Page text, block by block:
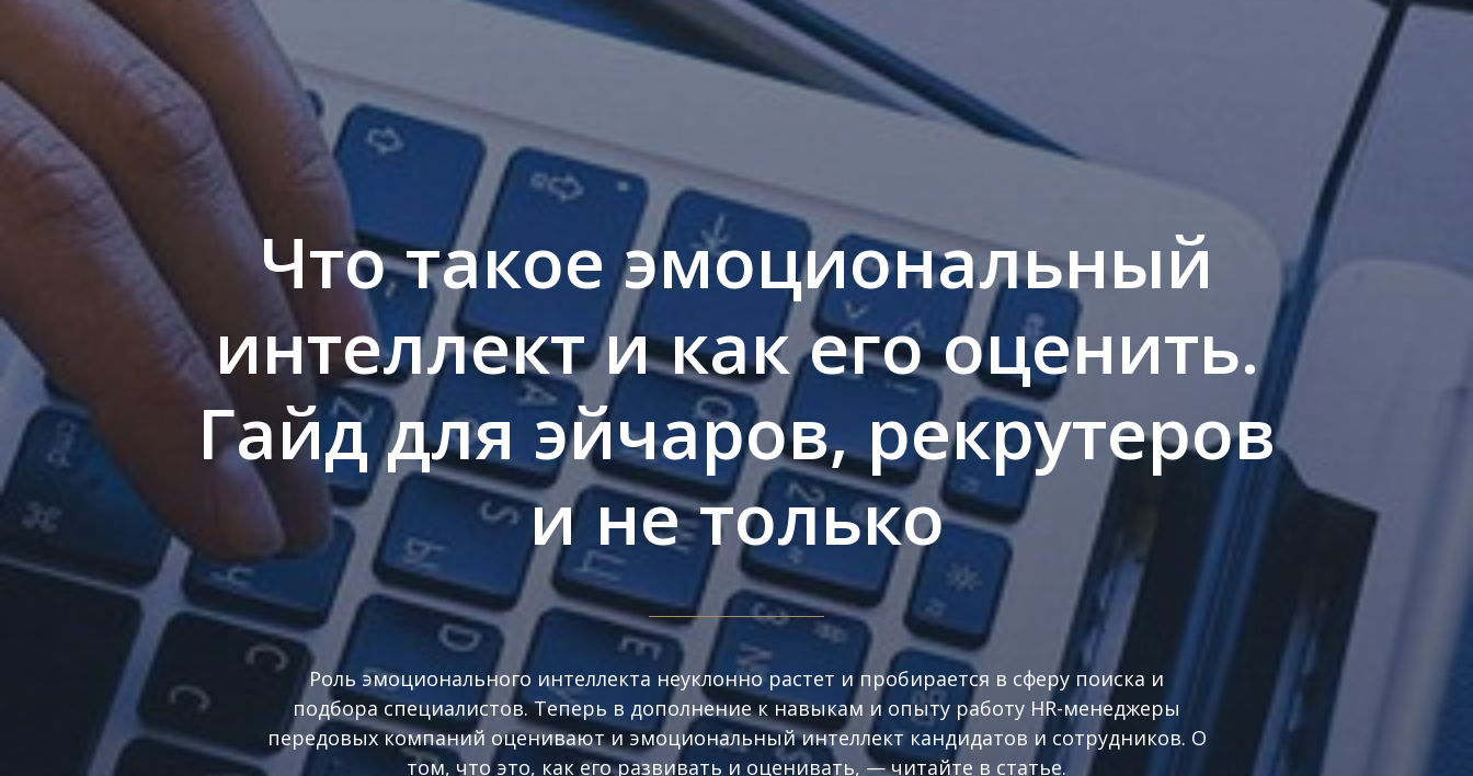
Что такое эмоциональный
интеллект и как его оценить.
Гайд для эйчаров, рекрутеров
и не только
Роль эмоционального интеллекта неуклонно растет и пробирается в сферу поиска и
подбора специалистов. Теперь в дополнение к навыкам и опыту работу HR-менеджеры
передовых компаний оценивают и эмоциональный интеллект кандидатов и сотрудников. О
том, что это, как его развивать и оценивать, — читайте в статье.